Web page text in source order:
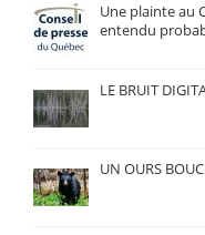
Une plainte au
entendu
LE BRUIT
UN OURS